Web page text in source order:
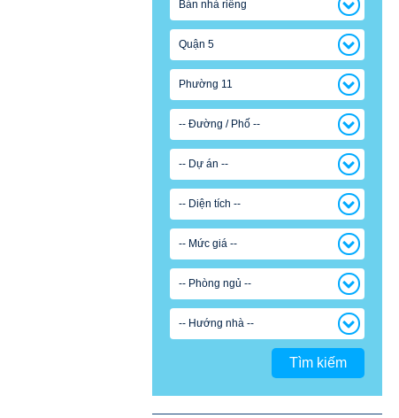
Bán nhà riêng
Quận 5
Phường 11
-- Đường / Phố --
-- Dự án --
-- Diện tích --
-- Mức giá --
-- Phòng ngủ --
-- Hướng nhà --
Tìm kiếm